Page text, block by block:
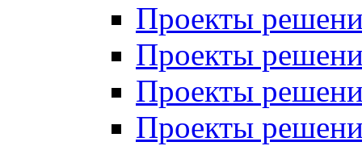
Проекты
Проекты
Проекты
Проекты